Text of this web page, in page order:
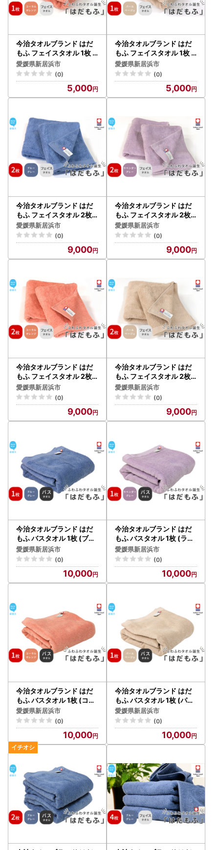
今治タオルブランド はだ
もふ フェイスタオル 1枚 (
コーラルオレンジ) 【5SE
CONDS】
愛媛県新居浜市
(0)
5,000
今治タオルブランド はだ
もふ フェイスタオル 1枚 (
パールベージュ) 【5SEC
ONDS】
愛媛県新居浜市
(0)
5,000
今治タオルブランド はだ
もふ フェイスタオル 2枚 (
ブルーグレー) 【5SECON
DS】
愛媛県新居浜市
(0)
9,000
今治タオルブランド はだ
もふ フェイスタオル 2枚 (
ラベンダーグレー) 【5SE
CONDS】
愛媛県新居浜市
(0)
9,000
今治タオルブランド はだ
もふ フェイスタオル 2枚 (
コーラルオレンジ) 【5SE
CONDS】
愛媛県新居浜市
(0)
9,000
今治タオルブランド はだ
もふ フェイスタオル 2枚 (
パールベージュ) 【5SEC
ONDS】
愛媛県新居浜市
(0)
9,000
今治タオルブランド はだ
もふ バスタオル 1枚 (ブル
ーグレー) 【5SECONDS
】
愛媛県新居浜市
(0)
10,000
今治タオルブランド はだ
もふ バスタオル 1枚 (ラベ
ンダーグレー) 【5SECON
DS】
愛媛県新居浜市
(0)
10,000
今治タオルブランド はだ
もふ バスタオル 1枚 (コー
ラルオレンジ) 【5SECON
DS】
愛媛県新居浜市
(0)
10,000
今治タオルブランド はだ
もふ バスタオル 1枚 (パー
ルベージュ) 【5SECOND
S】
愛媛県新居浜市
(0)
10,000